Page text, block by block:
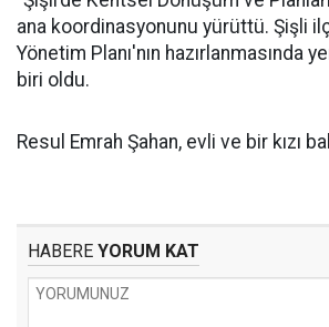
ana koordinasyonunu yürüttü. Şişli
Yönetim Planı'nın hazırlanmasında
biri oldu.
Resul Emrah Şahan, evli ve bir kızı
HABERE YORUM KAT